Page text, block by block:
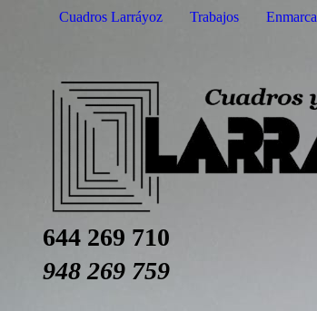
Cuadros Larráyoz Trabajos
644 269 710
948 269 759